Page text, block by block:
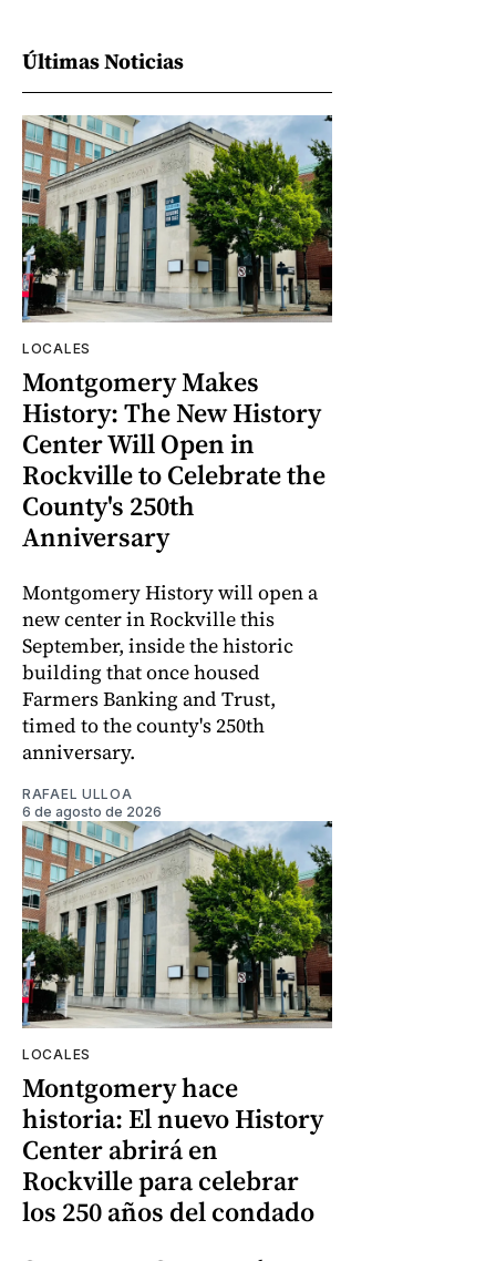
Últimas Noticias
LOCALES
Montgomery Makes
History: The New History
Center Will Open in
Rockville to Celebrate the
County's 250th
Anniversary
Montgomery History will open a
new center in Rockville this
September, inside the historic
building that once housed
Farmers Banking and Trust,
timed to the county's 250th
anniversary.
RAFAEL ULLOA
6 de agosto de 2026
LOCALES
Montgomery hace
historia: El nuevo History
Center abrirá en
Rockville para celebrar
los 250 años del condado